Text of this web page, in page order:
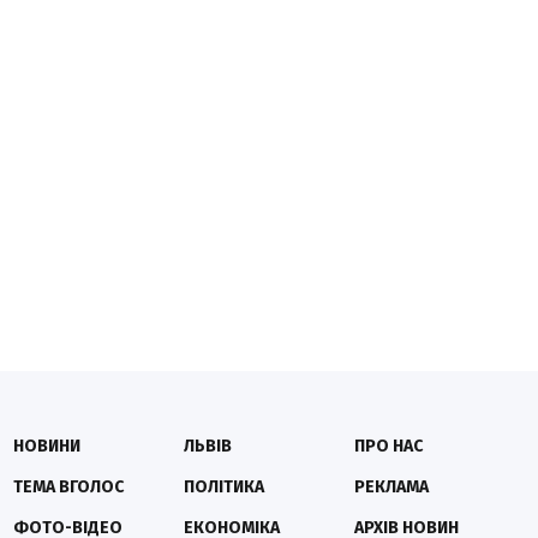
НОВИНИ
ТЕМА ВГОЛОС
ФОТО-ВІДЕО
ЛЬВІВ
ПОЛІТИКА
ЕКОНОМІКА
ПРО НАС
РЕКЛАМА
АРХІВ НОВИН